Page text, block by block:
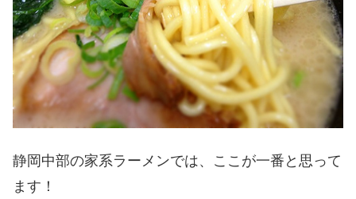
静岡中部の家系ラーメンでは、ここが一番と思って
ます！